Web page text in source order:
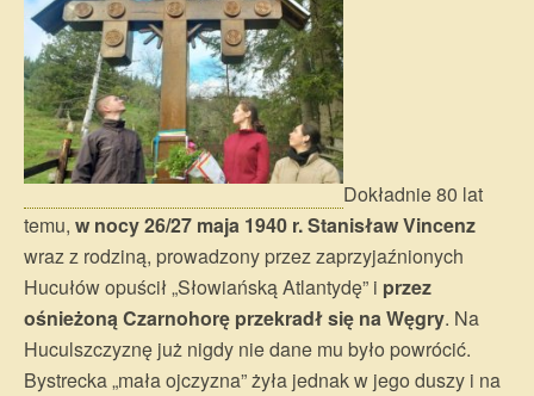
Dokładnie 80 lat
temu, w nocy 26/27 maja 1940 r. Stanisław Vincenz
wraz z rodziną, prowadzony przez zaprzyjaźnionych
Hucułów opuścił „Słowiańską Atlantydę” i przez
ośnieżoną Czarnohorę przekradł się na Węgry. Na
Huculszczyznę już nigdy nie dane mu było powrócić.
Bystrecka „mała ojczyzna” żyła jednak w jego duszy i na